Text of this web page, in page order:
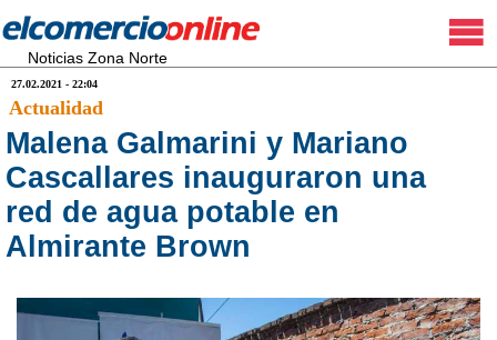
Noticias Zona Norte
27.02.2021 - 22:04
Actualidad
Malena Galmarini y Mariano
Cascallares inauguraron una
red de agua potable en
Almirante Brown